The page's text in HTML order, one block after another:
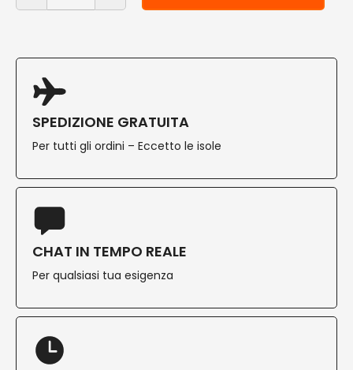
SPEDIZIONE GRATUITA
Per tutti gli ordini – Eccetto le isole
CHAT IN TEMPO REALE
Per qualsiasi tua esigenza